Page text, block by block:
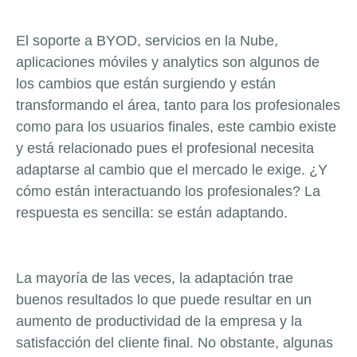
El soporte a BYOD, servicios en la Nube,
aplicaciones móviles y analytics son algunos de
los cambios que están surgiendo y están
transformando el área, tanto para los profesionales
como para los usuarios finales, este cambio existe
y está relacionado pues el profesional necesita
adaptarse al cambio que el mercado le exige. ¿Y
cómo están interactuando los profesionales? La
respuesta es sencilla: se están adaptando.
La mayoría de las veces, la adaptación trae
buenos resultados lo que puede resultar en un
aumento de productividad de la empresa y la
satisfacción del cliente final. No obstante, algunas